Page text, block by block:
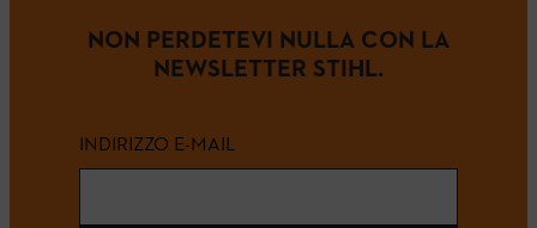
NON PERDETEVI NULLA CON LA
NEWSLETTER STIHL.
INDIRIZZO E-MAIL